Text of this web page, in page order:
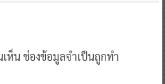
ห็นช่องข้อมูลจำเป็นถูกทำ